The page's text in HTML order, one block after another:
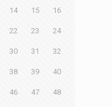
14 15 16
22 23 24
30 31 32
38 39 40
46 47 48